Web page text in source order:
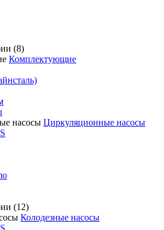
(8)
Комплектующие
Циркуляционные насосы
(12)
Колодезные насосы